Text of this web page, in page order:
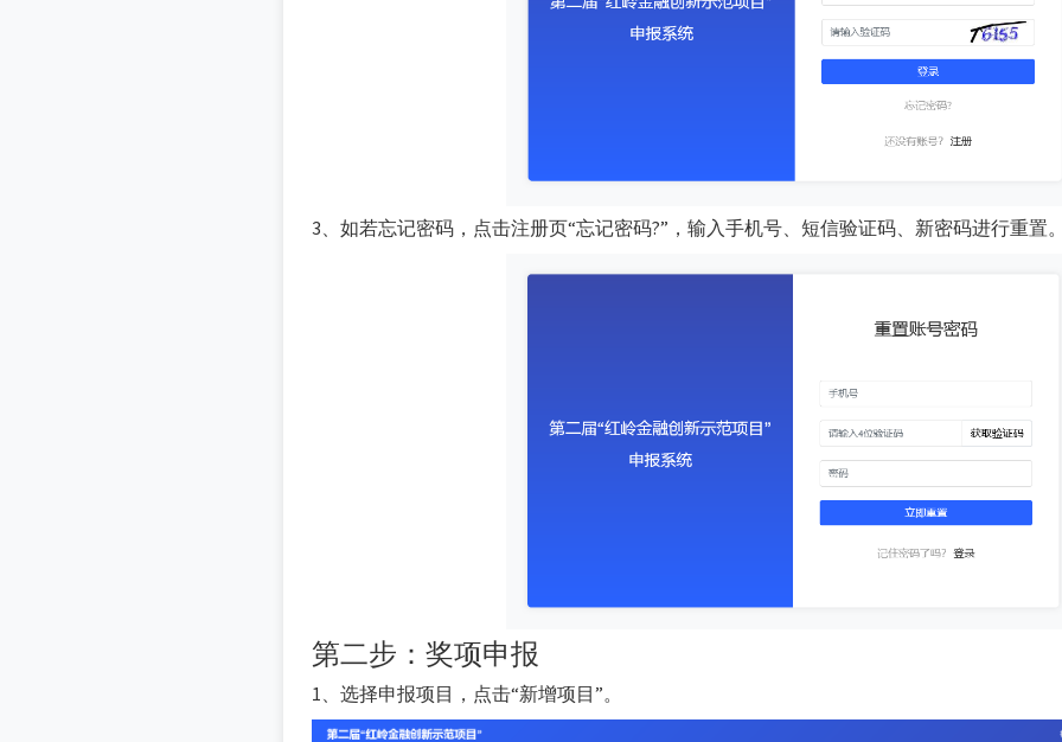
3、如若忘记密码，点击注册页“忘记密码?”，输入手机号、短信验证码、新密码进行重置
第二步：奖项申报
1、选择申报项目，点击“新增项目”。